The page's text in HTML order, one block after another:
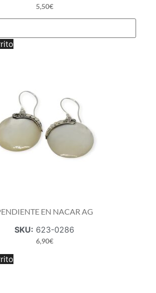
5,50€
EN NACAR AG
SKU: 623-0286
6,90€